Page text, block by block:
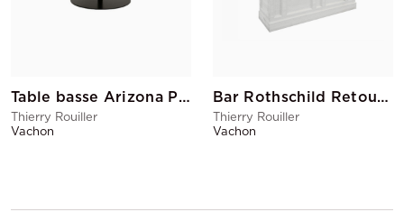
Table basse Arizona PM Noir
Thierry Rouiller
Vachon
Bar Rothschild Retour Gauche
Thierry Rouiller
Vachon